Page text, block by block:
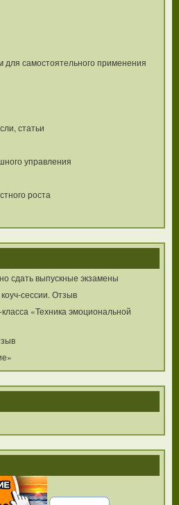
для самостоятельного применения
статьи
управления
роста
сдать выпускные экзамены
сессии. Отзыв
«Техника эмоциональной